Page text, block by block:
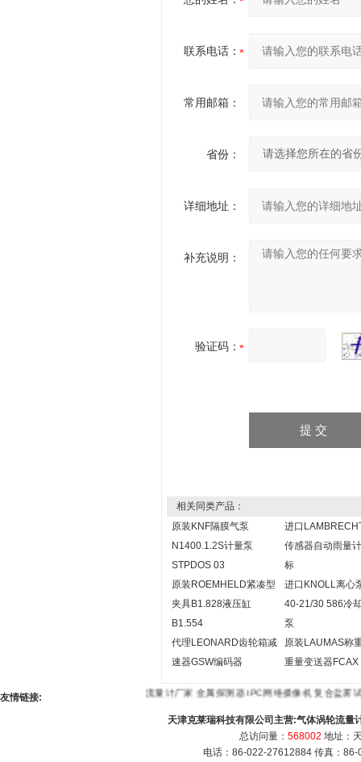
联系电话：
常用邮箱：
省份：
详细地址：
补充说明：
验证码：
相关同类产品：
原装KNF隔膜气泵
N1400.1.2S计量泵
STPDOS 03
进口
传感器自动雨量
标
原装ROEMHELD紧凑型
夹具B1.828液压缸
B1.554
进口KNOLL离心
40-21/30 586冷
泵
代理LEONARD齿轮箱减
速器GSW编码器
原装LAUMAS称
重量变送器FCAX
友情链接: 流量计厂家金属探测器IPC网络摄像机复合
天津克莱瑞科技有限公司主营:气体涡轮流量
总访问量： 568002 地址：
电话：86-022-27612884 传真：